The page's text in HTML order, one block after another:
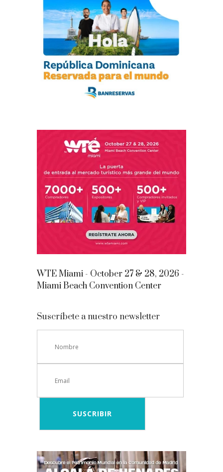
WTE Miami - October 27 & 28, 2026 -
Miami Beach Convention Center
Suscríbete a nuestro newsletter